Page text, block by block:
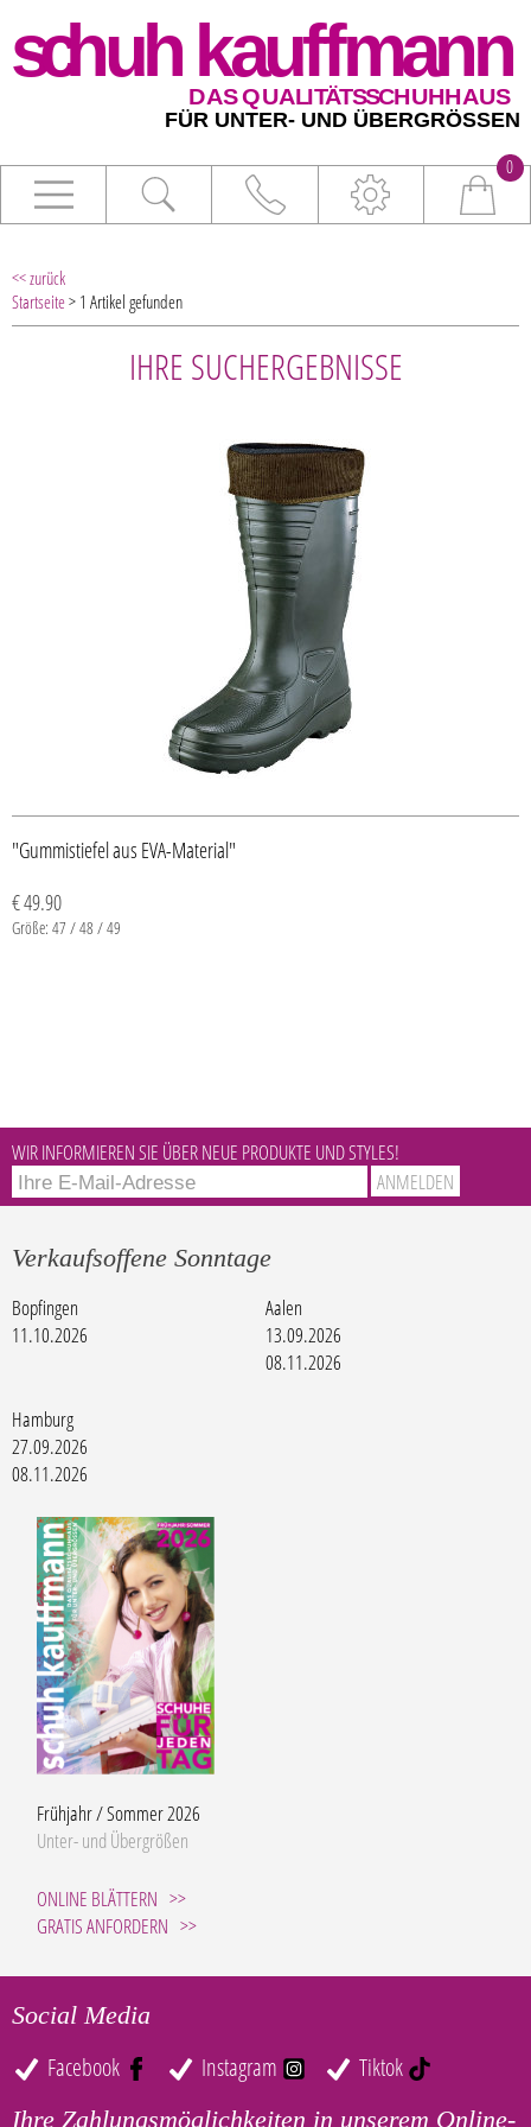
0
<< zurück
Startseite> 1 Artikel gefunden
IHRE SUCHERGEBNISSE
"Gummistiefel aus EVA-Material"
€ 49.90
Größe: 47 / 48 / 49
WIR INFORMIEREN SIE ÜBER NEUE PRODUKTE UND STYLES!
Verkaufsoffene Sonntage
Bopfingen
11.10.2026
Aalen
13.09.2026
08.11.2026
Hamburg
27.09.2026
08.11.2026
Frühjahr / Sommer 2026
Unter- und Übergrößen
ONLINE BLÄTTERN
GRATIS ANFORDERN
Social Media
Facebook Instagram Tiktok
Ihre Zahlungsmöglichkeiten in unserem Online-